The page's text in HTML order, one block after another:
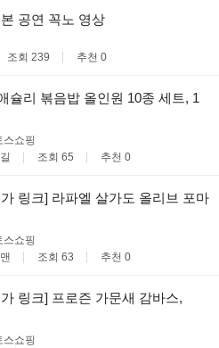
공연 꼭노 영상
조회 239 추천 0
슐리 볶음밥 올인원 10종 세트, 1
스쇼핑
조회 65 추천 0
링크] 라파엘 살가도 올리브 포마
스쇼핑
조회 63 추천 0
링크] 프로즌 가문새 감바스,
스쇼핑